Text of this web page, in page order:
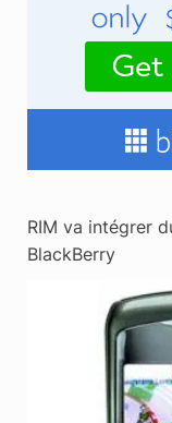
RIM va intégrer
BlackBerry